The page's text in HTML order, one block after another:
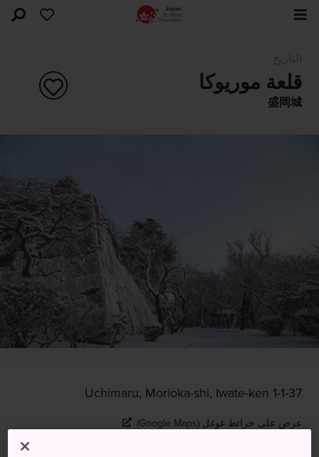
قلعة موريوكا
盛岡城
1-1-37 Uchimaru, Morioka-shi, Iwate-ken
عرض على خرائط غوغل (Google Maps)